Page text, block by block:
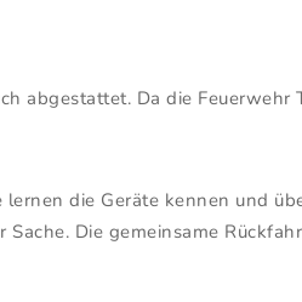
abgestattet. Da die Feuerwehr
die Geräte kennen und
Die gemeinsame